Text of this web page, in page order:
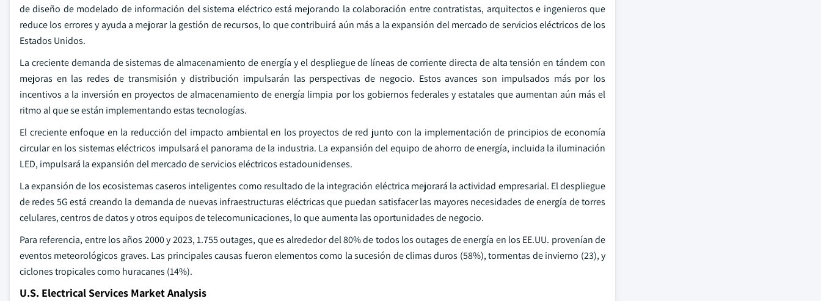
de diseño de modelado de información del sistema eléctrico está mejorando la colaboración entre contratistas, arquitectos e ingenieros que
reduce los errores y ayuda a mejorar la gestión de recursos, lo que contribuirá aún más a la expansión del mercado de servicios eléctricos de los
Estados Unidos.
La creciente demanda de sistemas de almacenamiento de energía y el despliegue de líneas de corriente directa de alta tensión en tándem con
mejoras en las redes de transmisión y distribución impulsarán las perspectivas de negocio. Estos avances son impulsados más por los
incentivos a la inversión en proyectos de almacenamiento de energía limpia por los gobiernos federales y estatales que aumentan aún más el
ritmo al que se están implementando estas tecnologías.
El creciente enfoque en la reducción del impacto ambiental en los proyectos de red junto con la implementación de principios de economía
circular en los sistemas eléctricos impulsará el panorama de la industria. La expansión del equipo de ahorro de energía, incluida la iluminación
LED, impulsará la expansión del mercado de servicios eléctricos estadounidenses.
La expansión de los ecosistemas caseros inteligentes como resultado de la integración eléctrica mejorará la actividad empresarial. El despliegue
de redes 5G está creando la demanda de nuevas infraestructuras eléctricas que puedan satisfacer las mayores necesidades de energía de torres
celulares, centros de datos y otros equipos de telecomunicaciones, lo que aumenta las oportunidades de negocio.
Para referencia, entre los años 2000 y 2023, 1.755 outages, que es alrededor del 80% de todos los outages de energía en los EE.UU. provenían de
eventos meteorológicos graves. Las principales causas fueron elementos como la sucesión de climas duros (58%), tormentas de invierno (23), y
ciclones tropicales como huracanes (14%).
U.S. Electrical Services Market Analysis